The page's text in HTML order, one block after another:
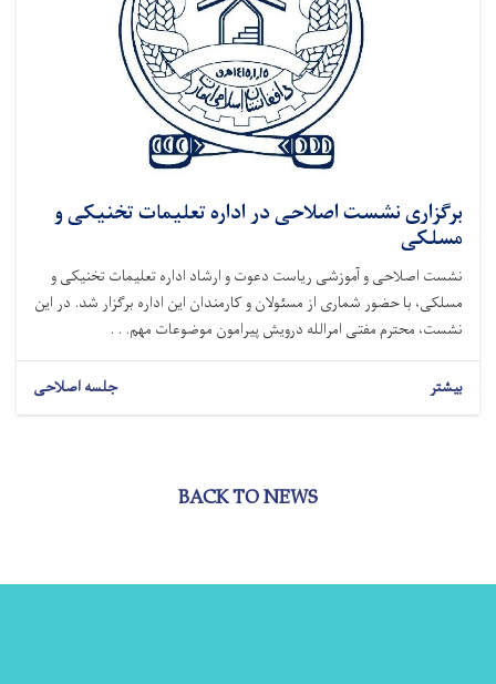
برگزاری نشست اصلاحی در اداره تعلیمات تخنیکی و
مسلکی
نشست اصلاحی و آموزشی ریاست دعوت و ارشاد اداره تعلیمات تخنیکی و
مسلکی، با حضور شماری از مسئولان و کارمندان این اداره برگزار شد. در این
نشست، محترم مفتی امرالله درویش پیرامون موضوعات مهم. . .
بیشتر جلسه اصلاحی
BACK TO NEWS